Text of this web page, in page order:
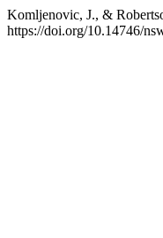
Komljenovic, J., &
https://doi.org/10.14746/